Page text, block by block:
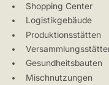
Shopping Center
Logistikgebäude
Produktionsstätten
Gesundheitsbauten
Mischnutzungen